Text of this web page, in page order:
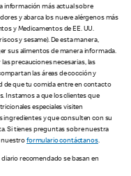
información más actual sobre
y abarca los nueve alérgenos más
y Medicamentos de EE. UU.
y sesame). De esta manera,
sus alimentos de manera informada.
precauciones necesarias, las
las áreas de cocción y
de que tu comida entre en contacto
Instamos a que los clientes que
especiales visiten
ingredientes y que consulten con su
Si tienes preguntas sobre nuestra
nuestroformulario contáctanos.
recomendado se basan en